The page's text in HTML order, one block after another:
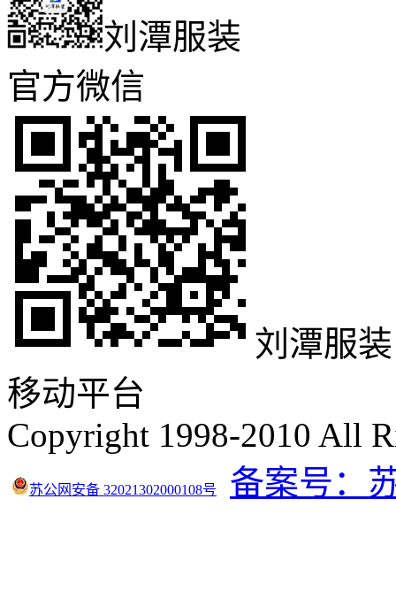
刘潭服装
官方微信
刘潭服装
移动平台
Copyright 1998-2010 All
苏公网安备 32021302000108号 备案号：